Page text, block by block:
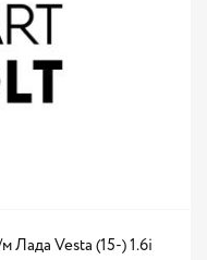
Лада Vesta (15-) 1.6i